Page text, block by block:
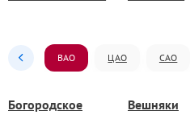
ВАО ЦАО САО
Богородское Вешняки